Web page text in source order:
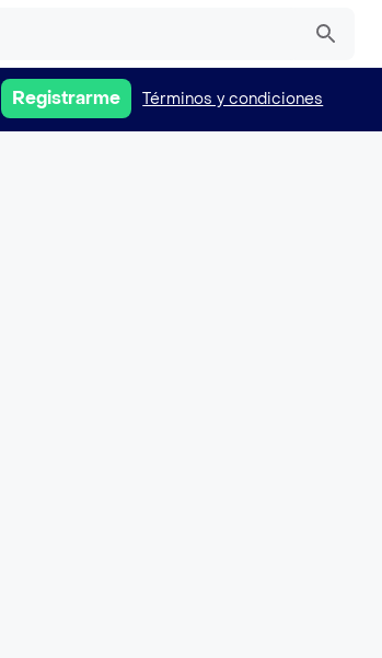
Registrarme Términos y condiciones